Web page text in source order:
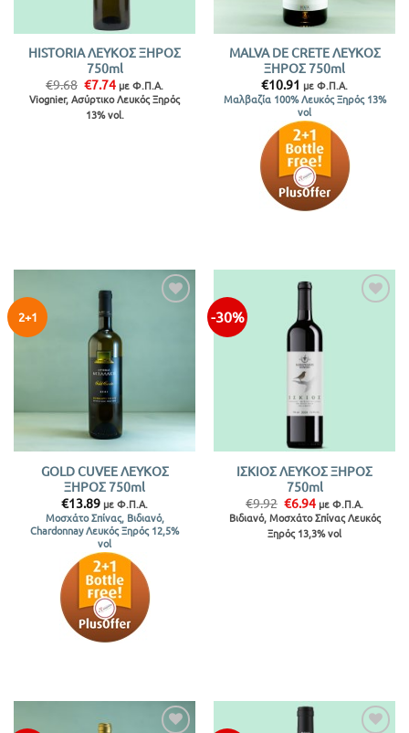
HISTORIA ΛΕΥΚΟΣ ΞΗΡΟΣ
750ml
€9.68 Original
price
was:
€9.68.
€7.74Η
τρέχουσα
τιμή
είναι:
με Φ.Π.Α.
Viognier, Ασύρτικο Λευκός Ξηρός
13% vol.
MALVA DE CRETE ΛΕΥΚΟΣ
ΞΗΡΟΣ 750ml
€10.91 με Φ.Π.Α.
Μαλβαζία 100% Λευκός Ξηρός 13%
vol
2+1
GOLD CUVEE ΛΕΥΚΟΣ
ΞΗΡΟΣ 750ml
€13.89 με Φ.Π.Α.
Μοσχάτο Σπίνας, Βιδιανό,
Chardonnay Λευκός Ξηρός 12,5%
vol
-30%
ΙΣΚΙΟΣ ΛΕΥΚΟΣ ΞΗΡΟΣ
750ml
€9.92 Original
price
was:
€9.92.
€6.94Η
τρέχουσα
τιμή
είναι:
με Φ.Π.Α.
Βιδιανό, Μοσχάτο Σπίνας Λευκός
Ξηρός 13,3% vol